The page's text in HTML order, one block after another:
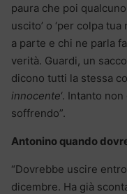
paura che poi
uscito’ o ‘per colpa
a parte e chi ne parla
verità. Guardi, un
dicono tutti la stessa
innocente‘. Intanto
soffrendo”.
Antonino quando
“Dovrebbe uscire
dicembre. Ha già